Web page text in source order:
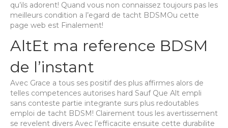
qu’ils adorent! Quand vous non connaissez toujours pas les
meilleurs condition a l’egard de tacht BDSMOu cette
page web est Finalement!
AltEt ma reference BDSM
de l’instant
Avec Grace a tous ses positif des plus affirmes alors de
telles competences autorises hard Sauf Que Alt empli
sans conteste partie integrante surs plus redoutables
emploi de tacht BDSM! Clairement tous les avertissement
se revelent divers Avec l’efficacite ensuite cette durabilite